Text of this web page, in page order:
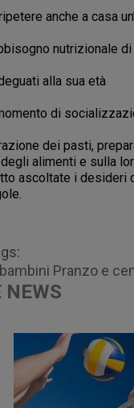
anche a casa
nutrizionale di
alla sua età
di
dei pasti,
alimenti e sulla
ascoltate i
Pranzo e
NEWS